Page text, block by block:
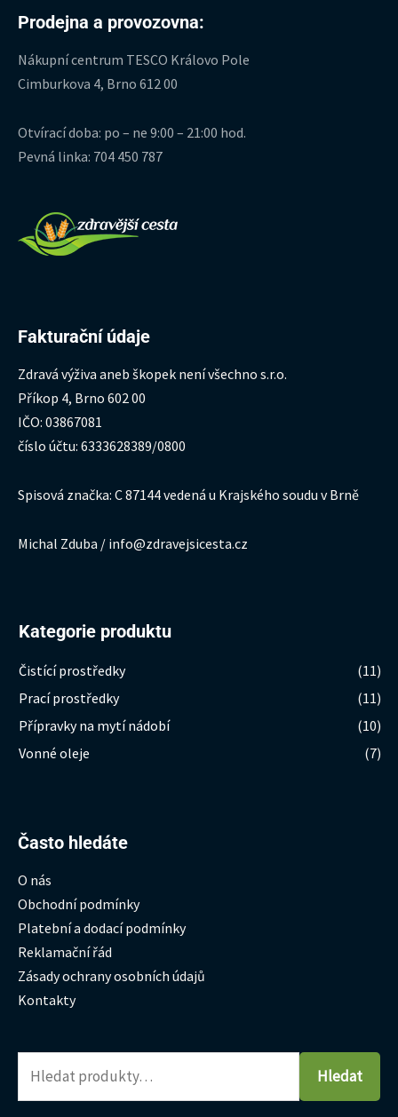
Prodejna a provozovna:
Nákupní centrum TESCO Královo Pole
Cimburkova 4, Brno 612 00
Otvírací doba: po – ne 9:00 – 21:00 hod.
Pevná linka: 704 450 787
Fakturační údaje
Zdravá výživa aneb škopek není všechno s.r.o.
Příkop 4, Brno 602 00
IČO: 03867081
číslo účtu: 6333628389/0800
Spisová značka: C 87144 vedená u Krajského soudu v Brně
Michal Zduba / info@zdravejsicesta.cz
Kategorie produktu
Čistící prostředky
(11)
Prací prostředky
(11)
Přípravky na mytí nádobí
(10)
Vonné oleje
(7)
Často hledáte
O nás
Obchodní podmínky
Platební a dodací podmínky
Reklamační řád
Zásady ochrany osobních údajů
Kontakty
Hledat:
Hledat